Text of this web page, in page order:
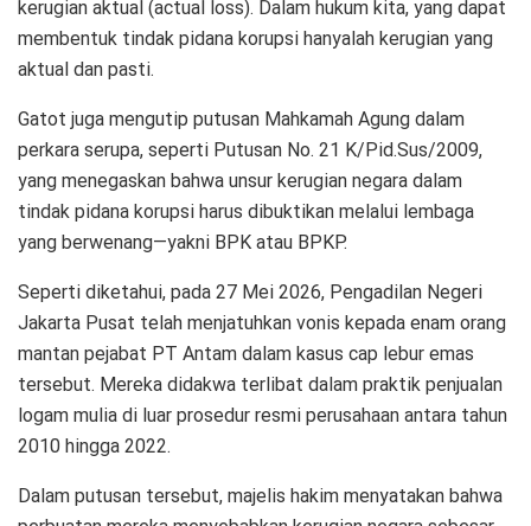
kerugian aktual (actual loss). Dalam hukum kita, yang dapat
membentuk tindak pidana korupsi hanyalah kerugian yang
aktual dan pasti.
Gatot juga mengutip putusan Mahkamah Agung dalam
perkara serupa, seperti Putusan No. 21 K/Pid.Sus/2009,
yang menegaskan bahwa unsur kerugian negara dalam
tindak pidana korupsi harus dibuktikan melalui lembaga
yang berwenang—yakni BPK atau BPKP.
Seperti diketahui, pada 27 Mei 2026, Pengadilan Negeri
Jakarta Pusat telah menjatuhkan vonis kepada enam orang
mantan pejabat PT Antam dalam kasus cap lebur emas
tersebut. Mereka didakwa terlibat dalam praktik penjualan
logam mulia di luar prosedur resmi perusahaan antara tahun
2010 hingga 2022.
Dalam putusan tersebut, majelis hakim menyatakan bahwa